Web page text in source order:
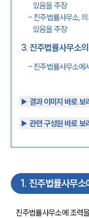
있음을 주장
- 진주법률사무소,
있음을 주장
3. 진주법률사무소
- 진주법률사무소에
▶︎ 결과 이미지 바로 보
▶︎ 관련 구성원 바로 보
1. 진주법률사무
진주법률사무소에 조력